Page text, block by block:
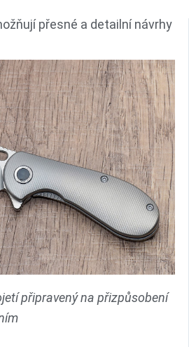
přesné a detailní návrhy
připravený na přizpůsobení